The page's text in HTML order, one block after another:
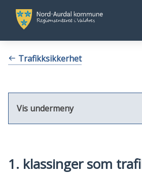
Nord-
Aurdal
kommune
Du Trafikksikkerhet
Vis undermeny
1. klassinger som